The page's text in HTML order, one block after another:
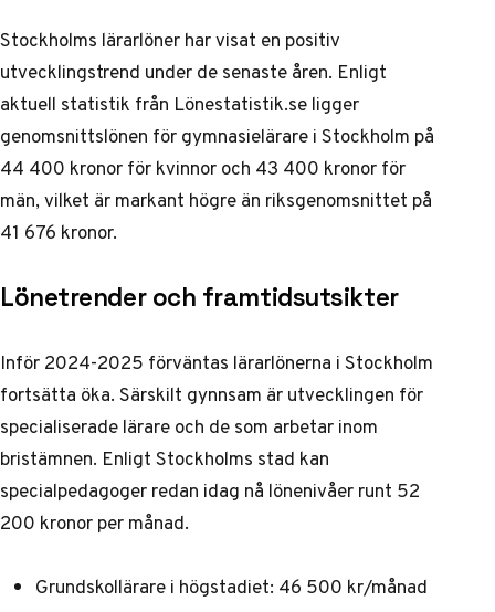
Stockholms lärarlöner har visat en positiv
utvecklingstrend under de senaste åren. Enligt
aktuell statistik från Lönestatistik.seligger
genomsnittslönen för gymnasielärare i Stockholm på
44 400 kronor för kvinnor och 43 400 kronor för
män, vilket är markant högre än riksgenomsnittet på
41 676 kronor.
Lönetrender och framtidsutsikter
Inför 2024-2025 förväntas lärarlönerna i Stockholm
fortsätta öka. Särskilt gynnsam är utvecklingen för
specialiserade lärare och de som arbetar inom
bristämnen. EnligtStockholms stad kan
specialpedagoger redan idag nå lönenivåer runt 52
200 kronor per månad.
Grundskollärare i högstadiet: 46 500 kr/månad